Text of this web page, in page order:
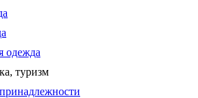
одежда
туризм